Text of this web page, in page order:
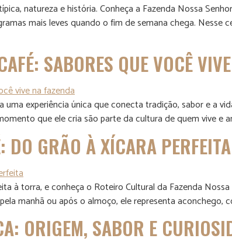
natureza e história. Conheça a Fazenda Nossa
mais leves quando o fim de semana chega. Nesse
SABORES QUE VOCÊ
experiência única que conecta tradição, sabor e a
que ele cria são parte da cultura de quem vive e
DO GRÃO À XÍCARA PERFEITA
à torra, e conheça o Roteiro Cultural da Fazenda
manhã ou após o almoço, ele representa aconchego,
ORIGEM, SABOR E